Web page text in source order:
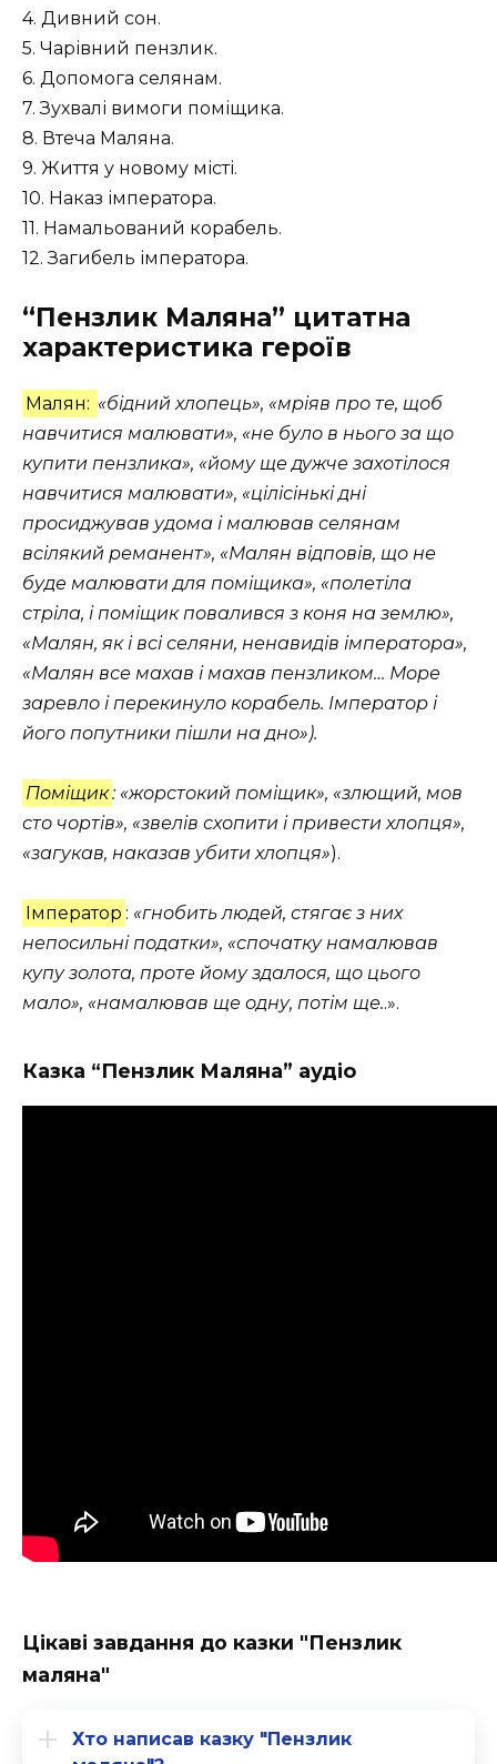
4. Дивний сон.
5. Чарівний пензлик.
6. Допомога селянам.
7. Зухвалі вимоги поміщика.
8. Втеча Маляна.
9. Життя у новому місті.
10. Наказ імператора.
11. Намальований корабель.
12. Загибель імператора.
“Пензлик Маляна” цитатна
характеристика героїв
Малян: «бідний хлопець», «мріяв про те, щоб
навчитися малювати», «не було в нього за що
купити пензлика», «йому ще дужче захотілося
навчитися малювати», «цілісінькі дні
просиджував удома і малював селянам
всілякий реманент», «Малян відповів, що не
буде малювати для поміщика», «полетіла
стріла, і поміщик повалився з коня на землю»,
«Малян, як і всі селяни, ненавидів імператора»,
«Малян все махав і махав пензликом… Море
заревло і перекинуло корабель. Імператор і
його попутники пішли на дно»).
Поміщик: «жорстокий поміщик», «злющий, мов
сто чортів», «звелів схопити і привести хлопця»,
«загукав, наказав убити хлопця»).
Імператор : «гнобить людей, стягає з них
непосильні податки», «спочатку намалював
купу золота, проте йому здалося, що цього
мало», «намалював ще одну, потім ще..».
Казка “Пензлик Маляна” аудіо
Цікаві завдання до казки "Пензлик
маляна"
Хто написав казку "Пензлик